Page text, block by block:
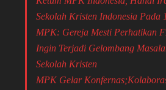
Sekolah Kristen Indonesia Pada
MPK: Gereja Mesti Perhatikan
Ingin Terjadi Gelombang
Sekolah Kristen
MPK Gelar